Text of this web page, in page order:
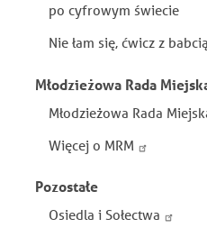
po cyfrowym świecie
Nie łam się, ćwicz z
Młodzieżowa Rada
Młodzieżowa Rada
Więcej o MRM
Pozostałe
Osiedla i Sołectwa